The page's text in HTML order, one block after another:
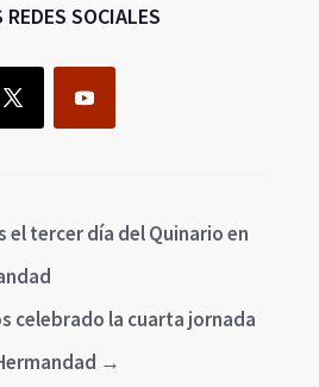
SOCIALES
el tercer día del Quinario en
celebrado la cuarta jornada
→